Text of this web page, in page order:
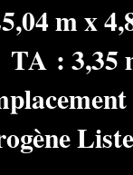
m x
: 3,35